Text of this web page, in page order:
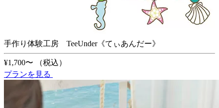
手作り体験工房 TeeUnder《てぃあんだー》
¥1,700〜
（税込）
プランを見る